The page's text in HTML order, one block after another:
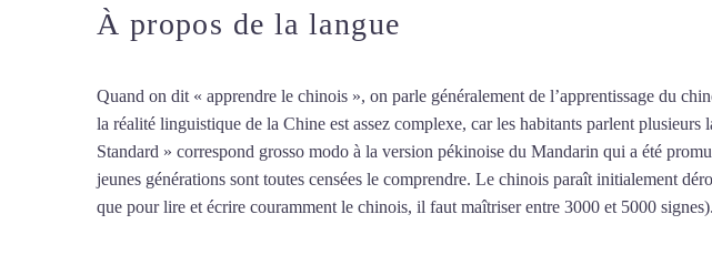
À propos de la langue
Quand on dit « apprendre le chinois », on parle généralement de l’apprentissage du
la réalité linguistique de la Chine est assez complexe, car les habitants parlent
Standard » correspond grosso modo à la version pékinoise du Mandarin qui a été
jeunes générations sont toutes censées le comprendre. Le chinois paraît initialement
que pour lire et écrire couramment le chinois, il faut maîtriser entre 3000 et 5000